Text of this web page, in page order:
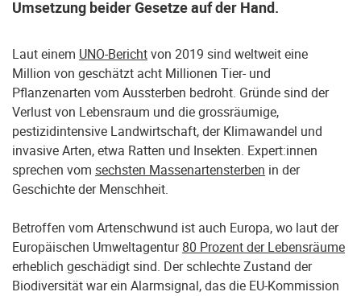
Umsetzung beider Gesetze auf der Hand.
Laut einem UNO-Berichtvon 2019 sind weltweit eine
Million von geschätzt acht Millionen Tier- und
Pflanzenarten vom Aussterben bedroht. Gründe sind der
Verlust von Lebensraum und die grossräumige,
pestizidintensive Landwirtschaft, der Klimawandel und
invasive Arten, etwa Ratten und Insekten. Expert:innen
sprechen vom sechsten Massenartensterben in der
Geschichte der Menschheit.
Betroffen vom Artenschwund ist auch Europa, wo laut der
Europäischen Umweltagentur80 Prozent der Lebensräume
erheblich geschädigt sind. Der schlechte Zustand der
Biodiversität war ein Alarmsignal, das die EU-Kommission